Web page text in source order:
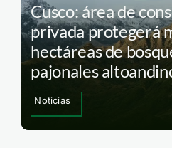
Cusco: área de
privada protegerá
hectáreas de
pajonales
Noticias